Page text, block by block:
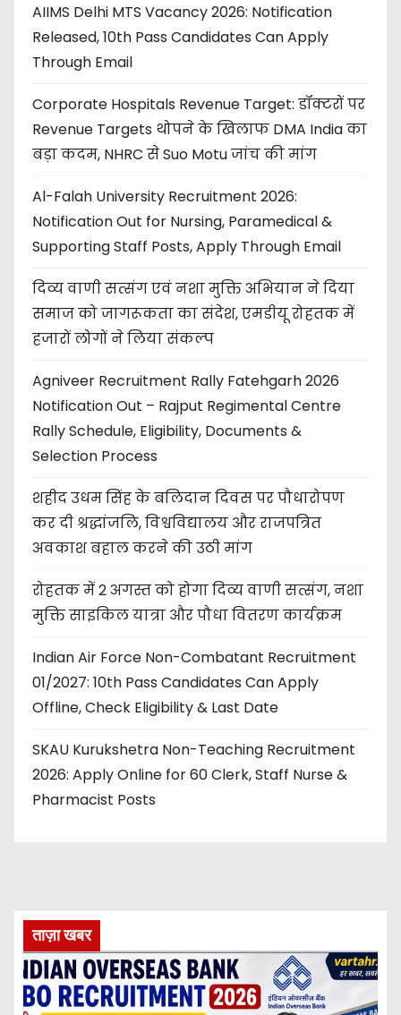
AIIMS Delhi MTS Vacancy 2026: Notification
Released, 10th Pass Candidates Can Apply
Through Email
Corporate Hospitals Revenue Target: डॉक्टरों पर
Revenue Targets थोपने के खिलाफ DMA India का
बड़ा कदम, NHRC से Suo Motu जांच की मांग
Al-Falah University Recruitment 2026:
Notification Out for Nursing, Paramedical &
Supporting Staff Posts, Apply Through Email
दिव्य वाणी सत्संग एवं नशा मुक्ति अभियान ने दिया
समाज को जागरूकता का संदेश, एमडीयू रोहतक में
हजारों लोगों ने लिया संकल्प
Agniveer Recruitment Rally Fatehgarh 2026
Notification Out – Rajput Regimental Centre
Rally Schedule, Eligibility, Documents &
Selection Process
शहीद उधम सिंह के बलिदान दिवस पर पौधारोपण
कर दी श्रद्धांजलि, विश्वविद्यालय और राजपत्रित
अवकाश बहाल करने की उठी मांग
रोहतक में 2 अगस्त को होगा दिव्य वाणी सत्संग, नशा
मुक्ति साइकिल यात्रा और पौधा वितरण कार्यक्रम
Indian Air Force Non-Combatant Recruitment
01/2027: 10th Pass Candidates Can Apply
Offline, Check Eligibility & Last Date
SKAU Kurukshetra Non-Teaching Recruitment
2026: Apply Online for 60 Clerk, Staff Nurse &
Pharmacist Posts
ताज़ा खबर